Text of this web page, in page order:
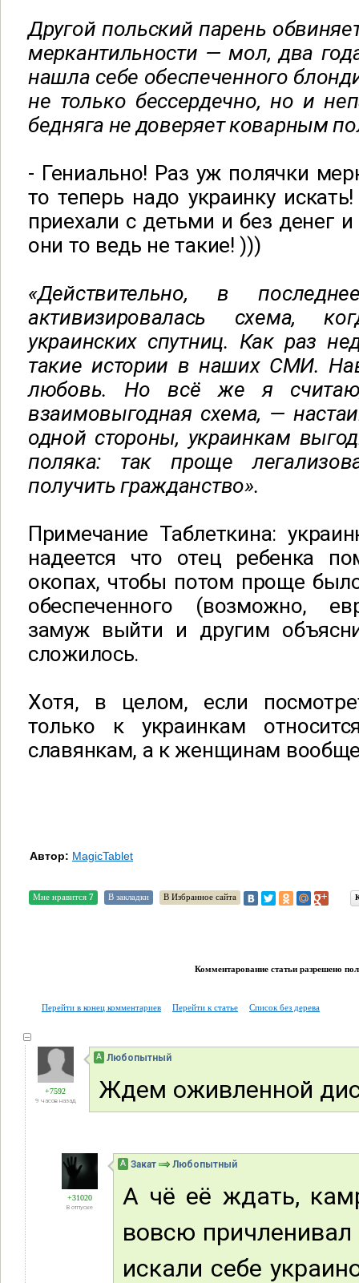
Другой польский парень
меркантильности — мол, два
нашла себе обеспеченного
не только бессердечно, но и
бедняга не доверяет коварным
- Гениально! Раз уж полячки
то теперь надо украинку
приехали с детьми и без денег и
они то ведь не такие! )))
«Действительно, в
активизировалась схема,
украинских спутниц. Как раз
такие истории в наших СМИ.
любовь. Но всё же я
взаимовыгодная схема, —
одной стороны, украинкам
поляка: так проще
получить гражданство».
Примечание Таблеткина:
надеется что отец ребенка
окопах, чтобы потом проще
обеспеченного (возможно,
замуж выйти и другим
сложилось.
Хотя, в целом, если
только к украинкам
славянкам, а к женщинам
Автор: MagicTablet
Мне нравится 7 В закладки В Избранное сайта
Комментарование статьи разрешено
Перейти в конец комментариев Перейти к статье Список без дерева
+7592
9 часов назад
А Любопытный
Ждем оживленной
+31020
В отпуске
А Закат Любопытный
А чё её ждать,
вовсю
искали себе